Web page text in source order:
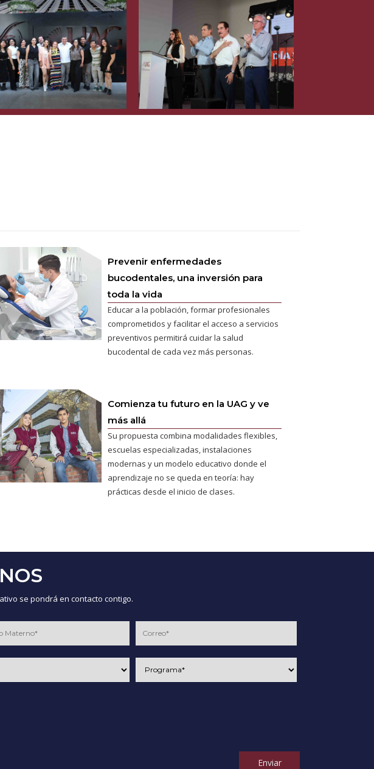
Prevenir enfermedades
bucodentales, una inversión para
toda la vida
Educar a la población, formar profesionales
comprometidos y facilitar el acceso a servicios
preventivos permitirá cuidar la salud
bucodental de cada vez más personas.
Comienza tu futuro en la UAG y ve
más allá
Su propuesta combina modalidades flexibles,
escuelas especializadas, instalaciones
modernas y un modelo educativo donde el
aprendizaje no se queda en teoría: hay
prácticas desde el inicio de clases.
se pondrá en contacto contigo.
Enviar